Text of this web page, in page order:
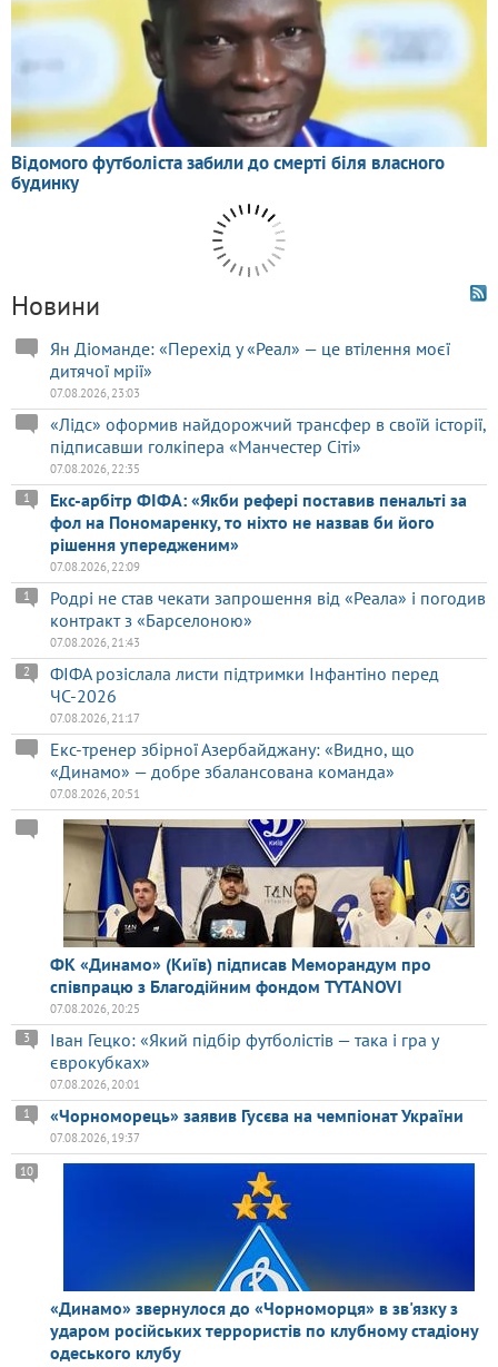
Новини
Ян Діоманде: «Перехід у «Реал» — це втілення моєї
дитячої мрії»
07.08.2026, 23:03
«Лідс» оформив найдорожчий трансфер в своїй історії,
підписавши голкіпера «Манчестер Сіті»
07.08.2026, 22:35
Екс-арбітр ФІФА: «Якби рефері поставив пенальті за
фол на Пономаренку, то ніхто не назвав би його
рішення упередженим»
1
07.08.2026, 22:09
Родрі не став чекати запрошення від «Реала» і погодив
контракт з «Барселоною»
1
07.08.2026, 21:43
ФІФА розіслала листи підтримки Інфантіно перед
ЧС-2026
2
07.08.2026, 21:17
Екс-тренер збірної Азербайджану: «Видно, що
«Динамо» — добре збалансована команда»
07.08.2026, 20:51
ФК «Динамо» (Київ) підписав Меморандум про
співпрацю з Благодійним фондом TYTANOVI
07.08.2026, 20:25
Іван Гецко: «Який підбір футболістів — така і гра у
єврокубках»
3
07.08.2026, 20:01
«Чорноморець» заявив Гусєва на чемпіонат України
1
07.08.2026, 19:37
«Динамо» звернулося до «Чорноморця» в зв'язку з
ударом російських террористів по клубному стадіону
одеського клубу
10